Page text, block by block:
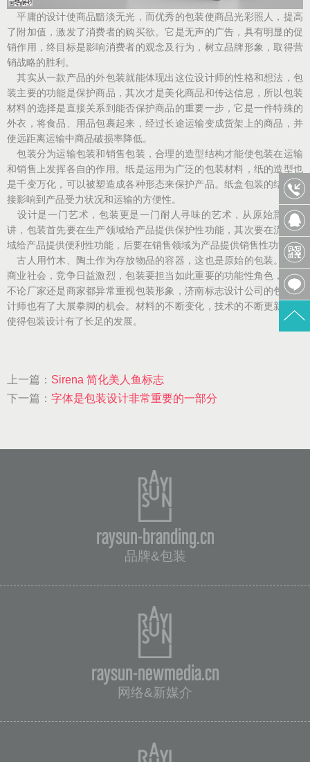
平庸的设计使商品黯淡无光，而优秀的包装使商品光彩照人，提高
了附加值，激发了消费者的购买欲。它是无声的广告，具有明显的促
销作用，终目标是影响消费者的观念及行为，树立品牌形象，取得营
销战略的胜利。
其实从一款产品的外包装就能体现出这位设计师的性格和想法，包
装主要的功能是保护商品，其次才是美化商品和传达信息，所以包装
材料的选择是直接关系到能否保护商品的重要一步，它是一件特殊的
外衣，将食品、用品包裹起来，经过长途运输变成货架上的商品，并
使远距离运输中商品破损率降低。
包装分为运输包装和销售包装，合理的造型结构才能使包装在运输
和销售上发挥各自的作用。纸是运用为广泛的包装材料，纸的造型也
是千变万化，可以被塑造成各种形态来保护产品。纸盒包装的结构直
接影响到产品受力状况和运输的方便性。
设计是一门艺术，包装更是一门耐人寻味的艺术，从原始意义上
讲，包装首先要在生产领域给产品提供保护性功能，其次要在流通领
域给产品提供便利性功能，后要在销售领域为产品提供销售性功能。
古人用竹木、陶土作为存放物品的容器，这也是原始的包装。现代
商业社会，竞争日益激烈，包装要担当如此重要的功能性角色，于是
不论厂家还是商家都异常重视包装形象，济南标志设计公司的包装设
计师也有了大展拳脚的机会。材料的不断变化，技术的不断更新，都
使得包装设计有了长足的发展。
上一篇： Sirena 简化美人鱼标志
下一篇： 字体是包装设计非常重要的一部分
raysun-branding.cn
品牌&包装
raysun-newmedia.cn
网络&新媒介